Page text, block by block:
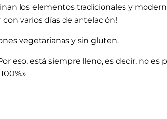
los elementos tradicionales y
varios días de antelación!
vegetarianas y sin gluten.
eso, está siempre lleno, es decir, no